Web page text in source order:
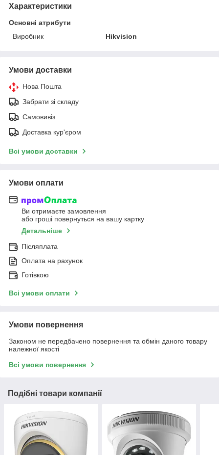
Характеристики
Основні атрибути
Виробник
Hikvision
Умови доставки
Нова Пошта
Забрати зі складу
Самовивіз
Доставка кур'єром
Всі умови доставки
Умови оплати
Ви отримаєте замовлення
або гроші повернуться на вашу картку
Детальніше
Післяплата
Оплата на рахунок
Готівкою
Всі умови оплати
Умови повернення
Законом не передбачено повернення та обмін даного товару
належної якості
Всі умови повернення
Подібні товари компанії